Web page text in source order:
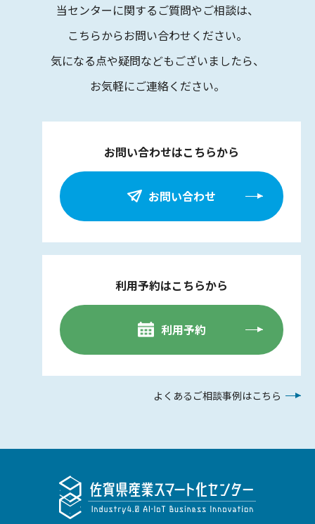
当センターに関するご質問やご相談は、
こちらからお問い合わせください。
気になる点や疑問などもございましたら、
お気軽にご連絡ください。
お問い合わせはこちらから
お問い合わせ
利用予約はこちらから
利用予約
よくあるご相談事例はこちら